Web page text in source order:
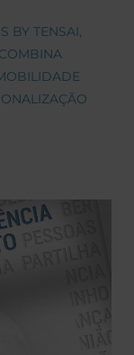
BY TENSAI,